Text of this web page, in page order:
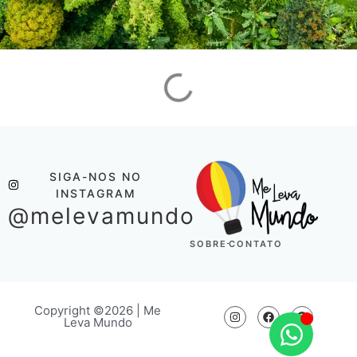
SIGA-NOS NO
INSTAGRAM
@melevamundo
SOBRE CONTATO
Copyright ©2026 | Me
Leva Mundo